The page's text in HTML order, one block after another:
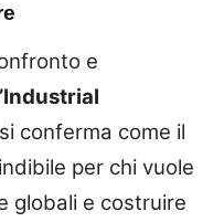
e
si conferma come il
per chi vuole
globali e costruire